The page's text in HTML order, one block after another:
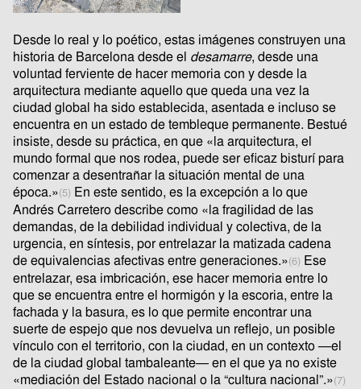
Desde lo real y lo poético, estas imágenes construyen una
historia de Barcelona desde el desamarre, desde una
voluntad ferviente de hacer memoria con y desde la
arquitectura mediante aquello que queda una vez la
ciudad global ha sido establecida, asentada e incluso se
encuentra en un estado de tembleque permanente. Bestué
insiste, desde su práctica, en que «la arquitectura, el
mundo formal que nos rodea, puede ser eficaz bisturí para
comenzar a desentrañar la situación mental de una
época.»(5) En este sentido, es la excepción a lo que
Andrés Carretero describe como «la fragilidad de las
demandas, de la debilidad individual y colectiva, de la
urgencia, en síntesis, por entrelazar la matizada cadena
de equivalencias afectivas entre generaciones.»(6) Ese
entrelazar, esa imbricación, ese hacer memoria entre lo
que se encuentra entre el hormigón y la escoria, entre la
fachada y la basura, es lo que permite encontrar una
suerte de espejo que nos devuelva un reflejo, un posible
vínculo con el territorio, con la ciudad, en un contexto —el
de la ciudad global tambaleante— en el que ya no existe
«mediación del Estado nacional o la “cultura nacional”.»(7)